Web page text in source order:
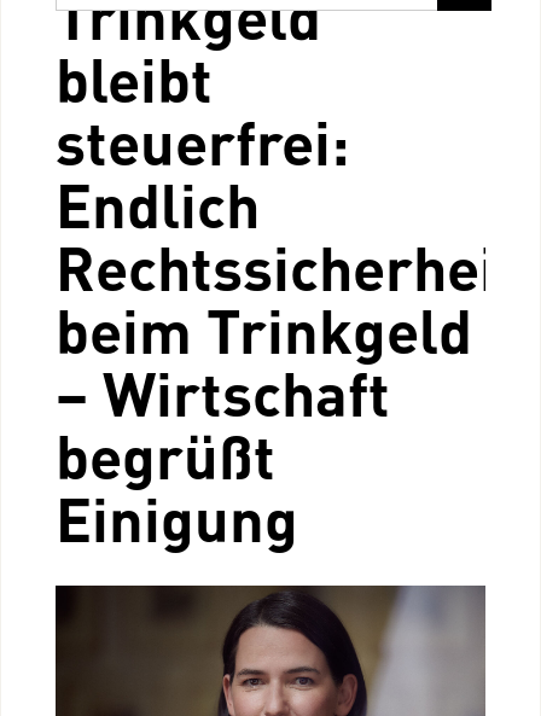
bleibt
steuerfrei:
Endlich
Rechtssicherheit
beim Trinkgeld
– Wirtschaft
begrüßt
Einigung